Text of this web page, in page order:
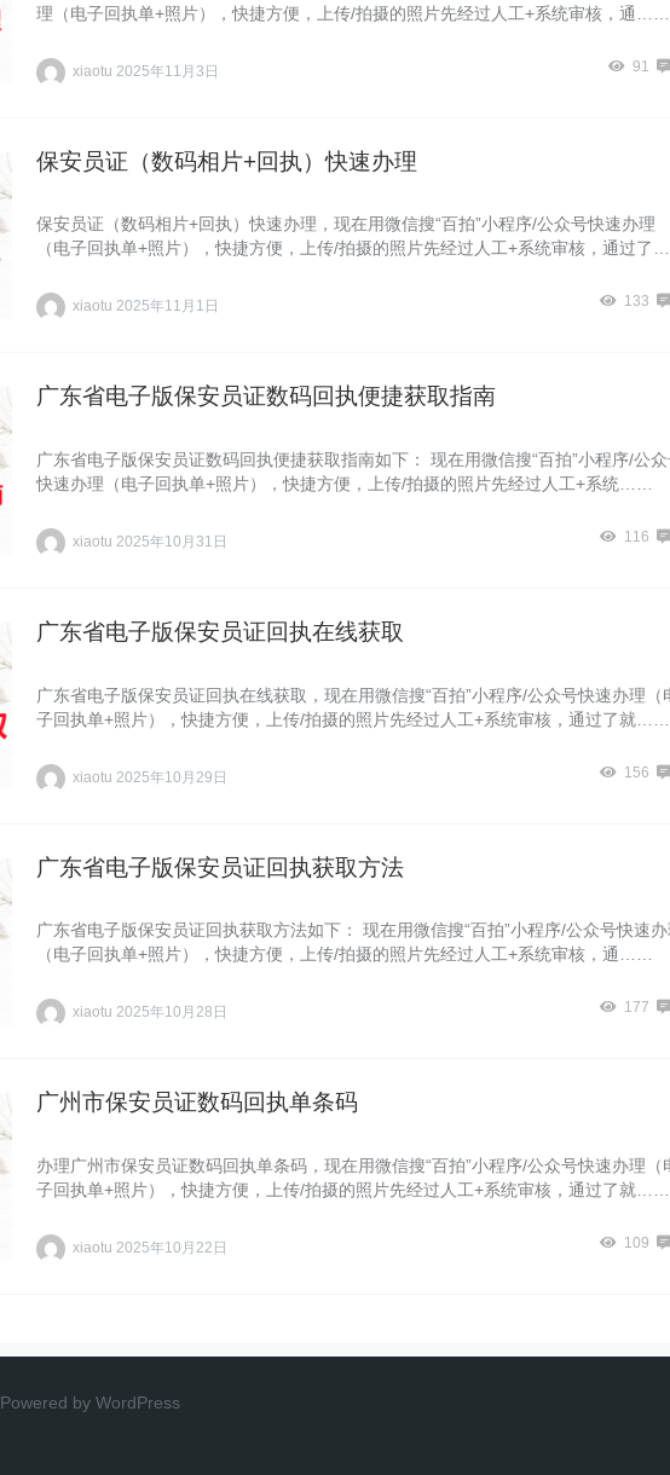
理（电子回执单+照片），快捷方便，上传/拍摄的照片先经过人工+系统审核，通……
xiaotu 2025年11月3日 91
保安员证（数码相片+回执）快速办理
保安员证（数码相片+回执）快速办理，现在用微信搜“百拍”小程序/公众号快速办理
（电子回执单+照片），快捷方便，上传/拍摄的照片先经过人工+系统审核，通过了
xiaotu 2025年11月1日 133
广东省电子版保安员证数码回执便捷获取指南
广东省电子版保安员证数码回执便捷获取指南如下： 现在用微信搜“百拍”小程序/公
快速办理（电子回执单+照片），快捷方便，上传/拍摄的照片先经过人工+系统……
xiaotu 2025年10月31日 116
广东省电子版保安员证回执在线获取
广东省电子版保安员证回执在线获取，现在用微信搜“百拍”小程序/公众号快速办理（
子回执单+照片），快捷方便，上传/拍摄的照片先经过人工+系统审核，通过了就……
xiaotu 2025年10月29日 156
广东省电子版保安员证回执获取方法
广东省电子版保安员证回执获取方法如下： 现在用微信搜“百拍”小程序/公众号快速办
（电子回执单+照片），快捷方便，上传/拍摄的照片先经过人工+系统审核，通……
xiaotu 2025年10月28日 177
广州市保安员证数码回执单条码
办理广州市保安员证数码回执单条码，现在用微信搜“百拍”小程序/公众号快速办理（
子回执单+照片），快捷方便，上传/拍摄的照片先经过人工+系统审核，通过了就……
xiaotu 2025年10月22日 109
Powered by WordPress